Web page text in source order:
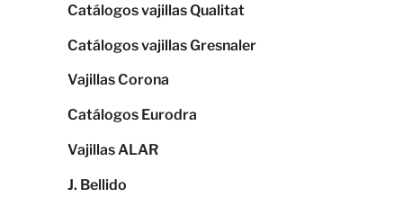
Catálogos vajillas Qualitat
Catálogos vajillas Gresnaler
Vajillas Corona
Catálogos Eurodra
Vajillas ALAR
J. Bellido